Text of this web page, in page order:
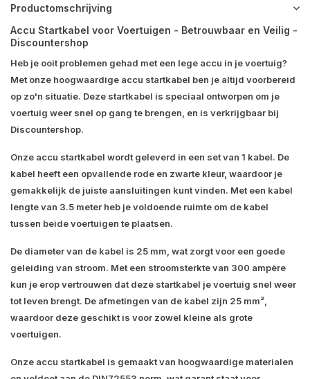
Productomschrijving
Accu Startkabel voor Voertuigen - Betrouwbaar en Veilig -
Discountershop
Heb je ooit problemen gehad met een lege accu in je voertuig?
Met onze hoogwaardige accu startkabel ben je altijd voorbereid
op zo'n situatie. Deze startkabel is speciaal ontworpen om je
voertuig weer snel op gang te brengen, en is verkrijgbaar bij
Discountershop.
Onze accu startkabel wordt geleverd in een set van 1 kabel. De
kabel heeft een opvallende rode en zwarte kleur, waardoor je
gemakkelijk de juiste aansluitingen kunt vinden. Met een kabel
lengte van 3.5 meter heb je voldoende ruimte om de kabel
tussen beide voertuigen te plaatsen.
De diameter van de kabel is 25 mm, wat zorgt voor een goede
geleiding van stroom. Met een stroomsterkte van 300 ampère
kun je erop vertrouwen dat deze startkabel je voertuig snel weer
tot leven brengt. De afmetingen van de kabel zijn 25 mm²,
waardoor deze geschikt is voor zowel kleine als grote
voertuigen.
Onze accu startkabel is gemaakt van hoogwaardige materialen